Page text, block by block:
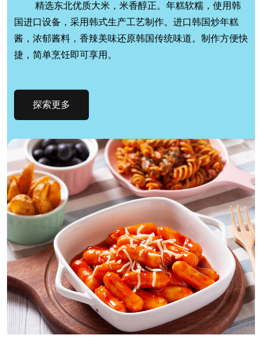
精选东北优质大米，米香醇正。年糕软糯，使用韩
国进口设备，采用韩式生产工艺制作。进口韩国炒年糕
酱，浓郁酱料，香辣美味还原韩国传统味道。制作方便快
捷，简单烹饪即可享用。
探索更多